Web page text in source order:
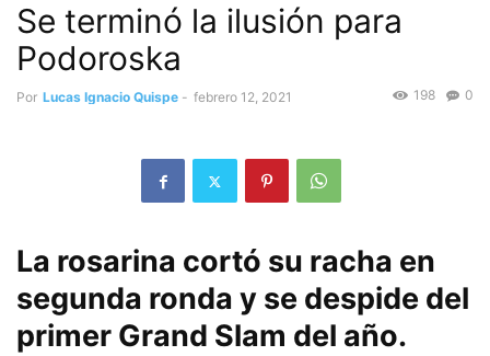
Se terminó la ilusión para
Podoroska
Por Lucas Ignacio Quispe - febrero 12, 2021 0
198
La rosarina cortó su racha en
segunda ronda y se despide del
primer Grand Slam del año.